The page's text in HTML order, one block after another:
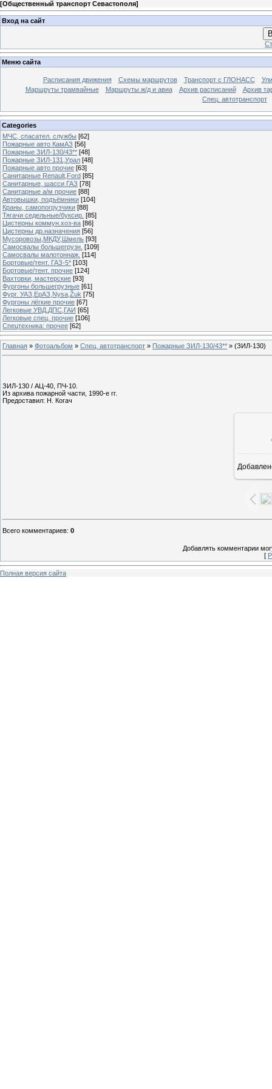
[Общественный транспорт Севастополя]
Вход на сайт
Меню сайта
Расписания движения Схемы маршрутов Транспорт с ГЛОНАСС
Маршруты трамвайные
Маршруты ж/д и авиа Архив расписаний
Архив
Спец. автотранспорт
Categories
МЧС, спасател. службы [62]
Пожарные авто КамАЗ [56]
Пожарные ЗИЛ-130/43** [48]
Пожарные ЗИЛ-131,Урал [48]
Пожарные авто прочие [63]
Санитарные Renault,Ford [85]
Санитарные, шасси ГАЗ [78]
Санитарные а/м прочие [88]
Автовышки, подъёмники [104]
Краны, самопогрузчики [88]
Тягачи седельные/буксир. [85]
Цистерны коммун.хоз-ва [86]
Цистерны др.назначения [56]
Мусоровозы,МКДУ,Шмель [93]
Самосвалы большегрузн. [109]
Самосвалы малотоннаж. [114]
Бортовые/тент. ГАЗ-5* [103]
Бортовые/тент. прочие [124]
Вахтовки, мастерские [93]
Фургоны большегрузные [61]
Фург. УАЗ,ЕрАЗ,Nysa,Žuk [75]
Фургоны лёгкие прочие [67]
Легковые УВД,ДПС,ГАИ [65]
Легковые спец. прочие [106]
Спецтехника: прочее [62]
Главная » Фотоальбом » Спец. автотранспорт » Пожарные ЗИЛ-130/43** » (ЗИЛ-130)
ЗИЛ-130 / АЦ-40, ПЧ-10.
Из архива пожарной части, 1990-е гг.
Предоставил: Н. Когач
Всего комментариев: 0
Добавлять комментарии
[
Полная версия сайта